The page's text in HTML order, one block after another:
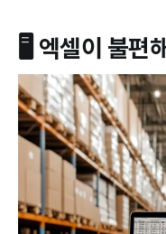
🖥️ 엑셀이 불편